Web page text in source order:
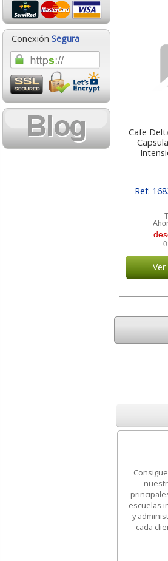
Conexión Segura
Cafe
Ref:
escuelas
y
cada